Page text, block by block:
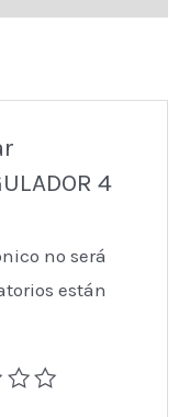
4
no será
están